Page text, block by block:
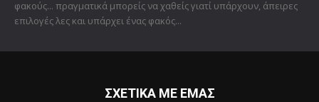
φακούς... πραγματικά μπορείς να χαθείς γιατί υπάρχουν, άπειρες
επιλογές λες και υπάρχει ένας φακός...
ΣΧΕΤΙΚΑ ΜΕ ΕΜΑΣ